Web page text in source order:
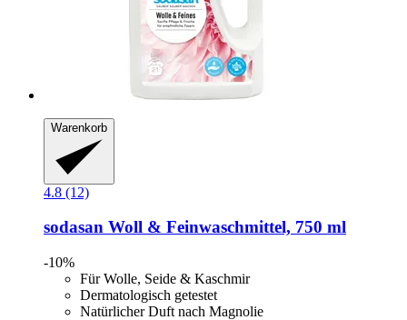
Warenkorb
4.8 (12)
sodasan Woll & Feinwaschmittel, 750 ml
-10%
Für Wolle, Seide & Kaschmir
Dermatologisch getestet
Natürlicher Duft nach Magnolie